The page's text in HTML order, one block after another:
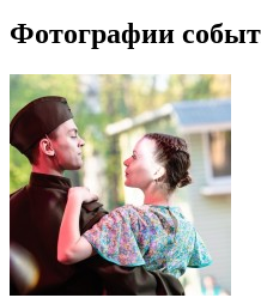
Фотографии